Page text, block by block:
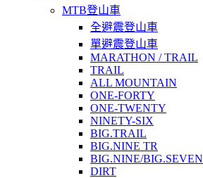
MTB登山車
全避震登山車
單避震登山車
MARATHON / TRAIL
TRAIL
ALL MOUNTAIN
ONE-FORTY
ONE-TWENTY
NINETY-SIX
BIG.TRAIL
BIG.NINE TR
BIG.NINE/BIG.SEVEN
DIRT